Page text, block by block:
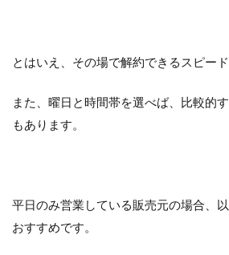
とはいえ、その場で解約できるスピー
また、曜日と時間帯を選べば、比較的
もあります。
平日のみ営業している販売元の場合、
おすすめです。